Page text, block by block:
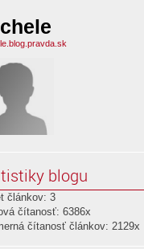
blogu
článkov: 3
čítanosť: 6386x
čítanosť článkov: 2129x